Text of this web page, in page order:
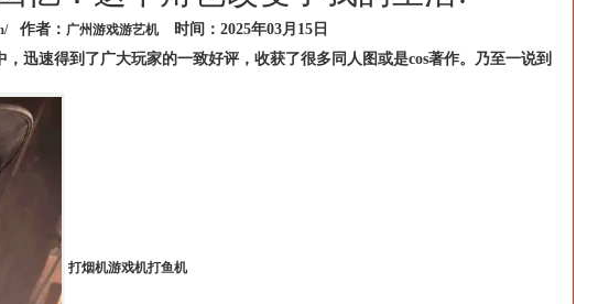
作者： 广州游戏游艺机
时间：2025年03月15日
迅速得到了广大玩家的一致好评，收获了很多同人图或是cos著作。乃至一说到
打烟机游戏机打鱼机